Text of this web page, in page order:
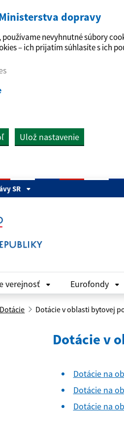
dopravy
nevyhnutné súbory
– ich prijatím súhlasíte s ich
Ulož nastavenie
SR
verejnosť Eurofondy
Dotácie Dotácie v oblasti bytovej
Dotácie v
Dotácie na
Dotácie na
Dotácie na